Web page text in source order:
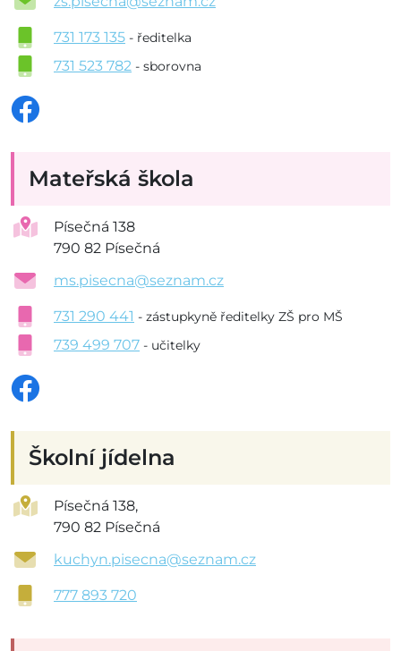
731 173 135 - ředitelka
731 523 782 - sborovna
Mateřská škola
Písečná 138
790 82 Písečná
ms.pisecna@seznam.cz
731 290 441 - zástupkyně ředitelky ZŠ pro MŠ
739 499 707 - učitelky
Školní jídelna
Písečná 138,
790 82 Písečná
kuchyn.pisecna@seznam.cz
777 893 720